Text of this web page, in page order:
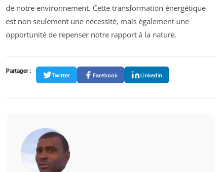
de notre environnement. Cette transformation énergétique
est non seulement une nécessité, mais également une
opportunité de repenser notre rapport à la nature.
Partager :
Twitter Facebook LinkedIn